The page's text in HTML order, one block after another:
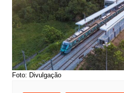
Foto: Divulgação